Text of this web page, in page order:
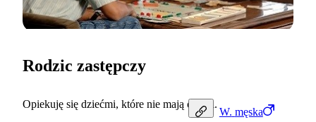
W. męska
Rodzic zastępczy
Opiekuję się dziećmi, które nie mają opieki.